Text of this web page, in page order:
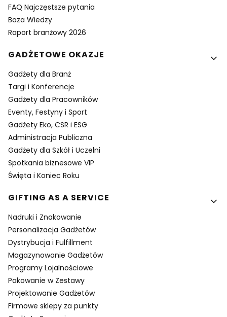
FAQ Najczęstsze pytania
Baza Wiedzy
Raport branżowy 2026
GADŻETOWE OKAZJE
Gadżety dla Branż
Targi i Konferencje
Gadżety dla Pracowników
Eventy, Festyny i Sport
Gadżety Eko, CSR i ESG
Administracja Publiczna
Gadżety dla Szkół i Uczelni
Spotkania biznesowe VIP
Święta i Koniec Roku
GIFTING AS A SERVICE
Nadruki i Znakowanie
Personalizacja Gadżetów
Dystrybucja i Fulfillment
Magazynowanie Gadżetów
Programy Lojalnościowe
Pakowanie w Zestawy
Projektowanie Gadżetów
Firmowe sklepy za punkty